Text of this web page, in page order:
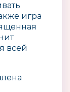
игра
всей